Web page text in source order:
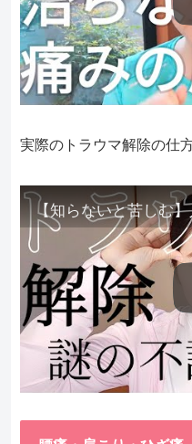
実際のトラウマ解除の仕